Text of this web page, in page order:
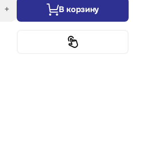
+ В корзину